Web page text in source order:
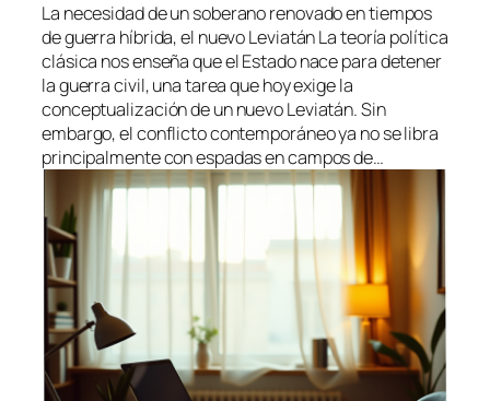
La necesidad de un soberano renovado en tiempos
de guerra híbrida, el nuevo Leviatán La teoría política
clásica nos enseña que el Estado nace para detener
la guerra civil, una tarea que hoy exige la
conceptualización de un nuevo Leviatán. Sin
embargo, el conflicto contemporáneo ya no se libra
principalmente con espadas en campos de…